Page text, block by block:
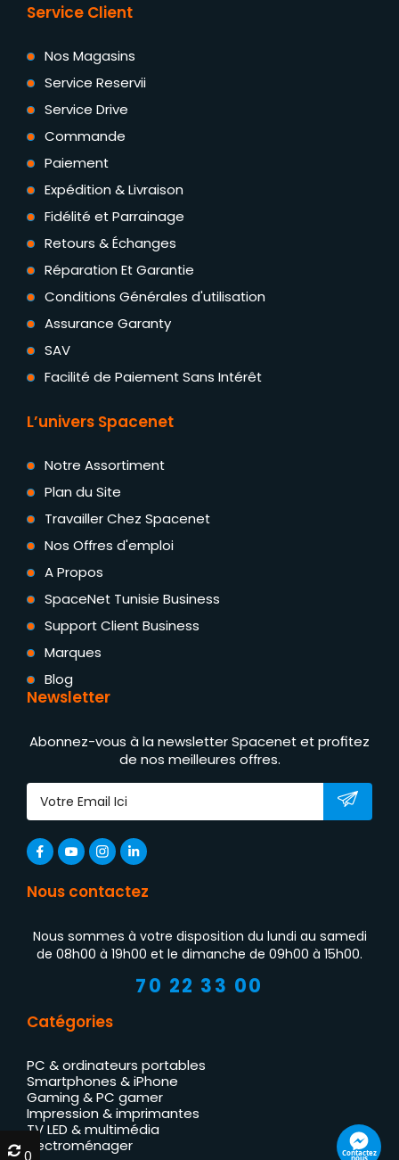
Service Client
Nos Magasins
Service Reservii
Service Drive
Commande
Paiement
Expédition & Livraison
Fidélité et Parrainage
Retours & Échanges
Réparation Et Garantie
Conditions Générales d'utilisation
Assurance Garanty
SAV
Facilité de Paiement Sans Intérêt
L’univers Spacenet
Notre Assortiment
Plan du Site
Travailler Chez Spacenet
Nos Offres d'emploi
A Propos
SpaceNet Tunisie Business
Support Client Business
Marques
Blog
Newsletter
Abonnez-vous à la newsletter Spacenet et profitez
de nos meilleures offres.
Nous contactez
Nous sommes à votre disposition du lundi au samedi
de 08h00 à 19h00 et le dimanche de 09h00 à 15h00.
70 22 33 00
Catégories
PC & ordinateurs portables
Smartphones & iPhone
Gaming & PC gamer
Impression & imprimantes
TV LED & multimédia
Électroménager
Contactez
nous
0
0